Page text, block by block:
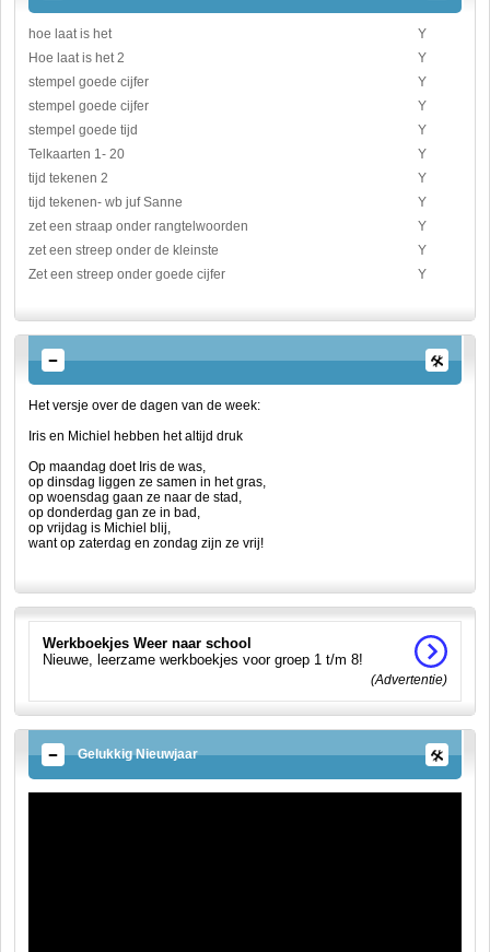
hoe laat is het
Y
Hoe laat is het 2
Y
stempel goede cijfer
Y
stempel goede cijfer
Y
stempel goede tijd
Y
Telkaarten 1- 20
Y
tijd tekenen 2
Y
tijd tekenen- wb juf Sanne
Y
zet een straap onder rangtelwoorden
Y
zet een streep onder de kleinste
Y
Zet een streep onder goede cijfer
Y
Het versje over de dagen van de week:
Iris en Michiel hebben het altijd druk
Op maandag doet Iris de was,
op dinsdag liggen ze samen in het gras,
op woensdag gaan ze naar de stad,
op donderdag gan ze in bad,
op vrijdag is Michiel blij,
want op zaterdag en zondag zijn ze vrij!
Werkboekjes Weer naar school
Nieuwe, leerzame werkboekjes voor groep 1 t/m 8!
(Advertentie)
Gelukkig Nieuwjaar